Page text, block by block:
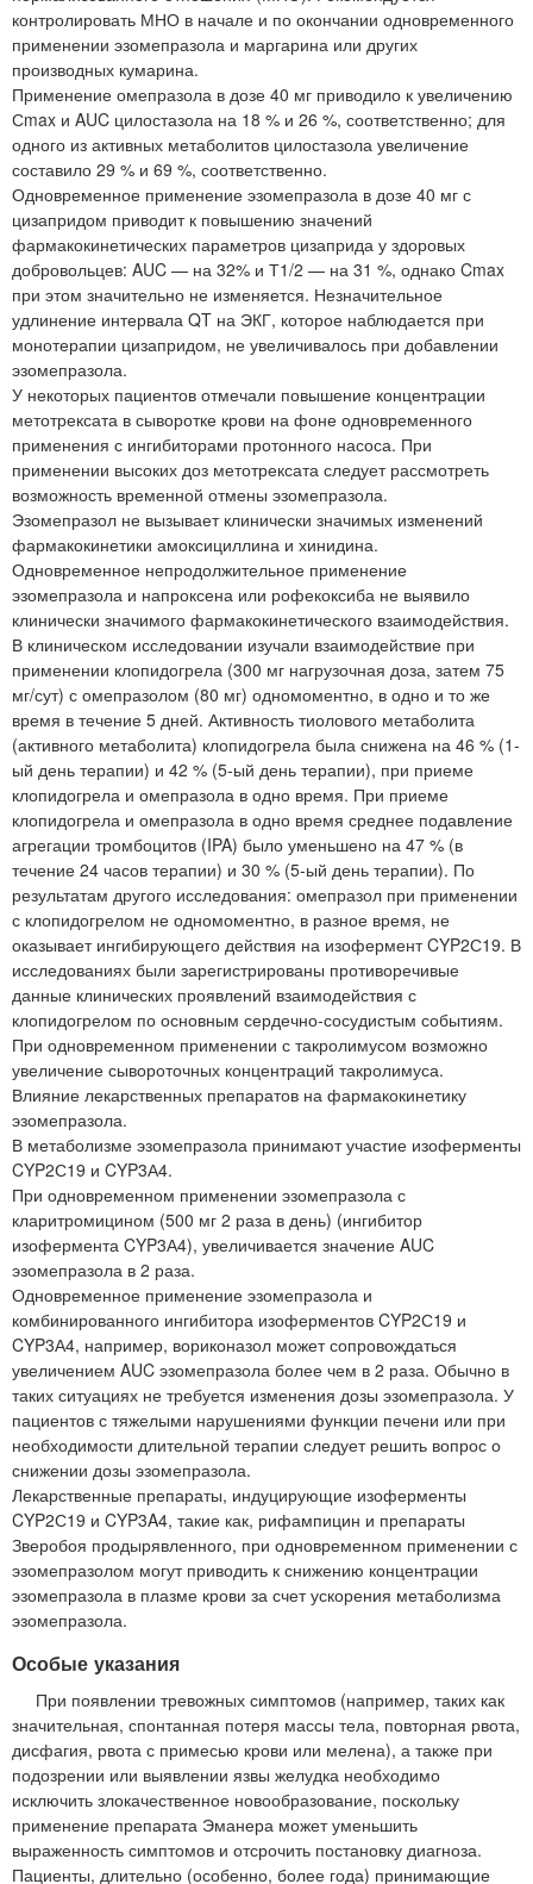
контролировать МНО в начале и по окончании одновременного
применении эзомепразола и маргарина или других
производных кумарина.
Применение омепразола в дозе 40 мг приводило к увеличению
Сmax и AUC цилостазола на 18 % и 26 %, соответственно; для
одного из активных метаболитов цилостазола увеличение
составило 29 % и 69 %, соответственно.
Одновременное применение эзомепразола в дозе 40 мг с
цизапридом приводит к повышению значений
фармакокинетических параметров цизаприда у здоровых
добровольцев: AUC — на 32% и Т1/2 — на 31 %, однако Cmax
при этом значительно не изменяется. Незначительное
удлинение интервала QT на ЭКГ, которое наблюдается при
монотерапии цизапридом, не увеличивалось при добавлении
эзомепразола.
У некоторых пациентов отмечали повышение концентрации
метотрексата в сыворотке крови на фоне одновременного
применения с ингибиторами протонного насоса. При
применении высоких доз метотрексата следует рассмотреть
возможность временной отмены эзомепразола.
Эзомепразол не вызывает клинически значимых изменений
фармакокинетики амоксициллина и хинидина.
Одновременное непродолжительное применение
эзомепразола и напроксена или рофекоксиба не выявило
клинически значимого фармакокинетического взаимодействия.
В клиническом исследовании изучали взаимодействие при
применении клопидогрела (300 мг нагрузочная доза, затем 75
мг/сут) с омепразолом (80 мг) одномоментно, в одно и то же
время в течение 5 дней. Активность тиолового метаболита
(активного метаболита) клопидогрела была снижена на 46 % (1-
ый день терапии) и 42 % (5-ый день терапии), при приеме
клопидогрела и омепразола в одно время. При приеме
клопидогрела и омепразола в одно время среднее подавление
агрегации тромбоцитов (IPA) было уменьшено на 47 % (в
течение 24 часов терапии) и 30 % (5-ый день терапии). По
результатам другого исследования: омепразол при применении
с клопидогрелом не одномоментно, в разное время, не
оказывает ингибирующего действия на изофермент CYP2С19. В
исследованиях были зарегистрированы противоречивые
данные клинических проявлений взаимодействия с
клопидогрелом по основным сердечно-сосудистым событиям.
При одновременном применении с такролимусом возможно
увеличение сывороточных концентраций такролимуса.
Влияние лекарственных препаратов на фармакокинетику
эзомепразола.
В метаболизме эзомепразола принимают участие изоферменты
CYP2С19 и CYP3А4.
При одновременном применении эзомепразола с
кларитромицином (500 мг 2 раза в день) (ингибитор
изофермента CYP3А4), увеличивается значение AUC
эзомепразола в 2 раза.
Одновременное применение эзомепразола и
комбинированного ингибитора изоферментов CYP2С19 и
CYP3А4, например, вориконазол может сопровождаться
увеличением AUC эзомепразола более чем в 2 раза. Обычно в
таких ситуациях не требуется изменения дозы эзомепразола. У
пациентов с тяжелыми нарушениями функции печени или при
необходимости длительной терапии следует решить вопрос о
снижении дозы эзомепразола.
Лекарственные препараты, индуцирующие изоферменты
CYP2С19 и CYP3A4, такие как, рифампицин и препараты
Зверобоя продырявленного, при одновременном применении с
эзомепразолом могут приводить к снижению концентрации
эзомепразола в плазме крови за счет ускорения метаболизма
эзомепразола.
Особые указания
При появлении тревожных симптомов (например, таких как
значительная, спонтанная потеря массы тела, повторная рвота,
дисфагия, рвота с примесью крови или мелена), а также при
подозрении или выявлении язвы желудка необходимо
исключить злокачественное новообразование, поскольку
применение препарата Эманера может уменьшить
выраженность симптомов и отсрочить постановку диагноза.
Пациенты, длительно (особенно, более года) принимающие